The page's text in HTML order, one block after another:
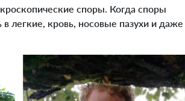
споры. Когда споры
легкие, кровь, носовые пазухи и даже